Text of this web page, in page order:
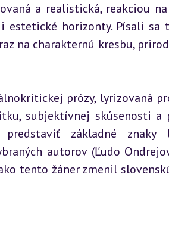
a realistická, reakciou
estetické horizonty. Písali sa
na charakternú kresbu,
prózy, lyrizovaná
subjektívnej skúsenosti a
základné znaky
autorov (Ľudo
tento žáner zmenil